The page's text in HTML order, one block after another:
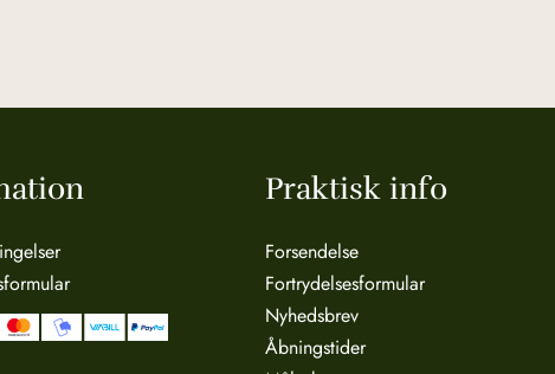
Praktisk info
Forsendelse
Fortrydelsesformular
Nyhedsbrev
Åbningstider